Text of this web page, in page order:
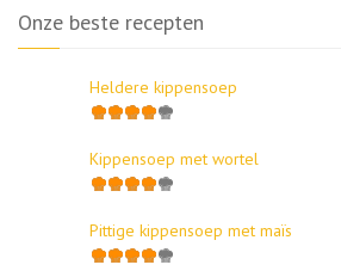
Onze beste recepten
Heldere kippensoep
Kippensoep met wortel
Pittige kippensoep met maïs